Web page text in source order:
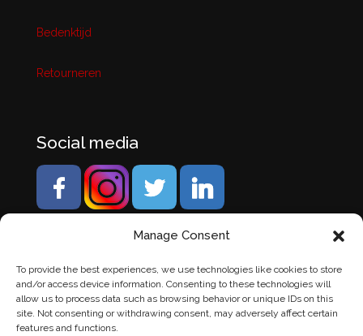
Manage Consent
To provide the best experiences, we use technologies like cookies to store
and/or access device information. Consenting to these technologies will
allow us to process data such as browsing behavior or unique IDs on this
site. Not consenting or withdrawing consent, may adversely affect certain
features and functions.
Bedenktijd
Retourneren
Social media